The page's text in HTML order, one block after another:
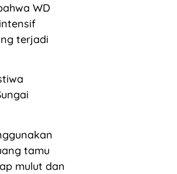
WD
terjadi
tamu
mulut dan